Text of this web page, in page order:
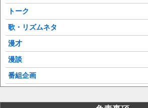
トーク
歌・リズムネタ
漫才
漫談
番組企画